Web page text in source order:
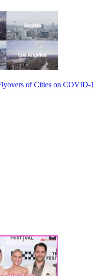
of Cities on COVID-